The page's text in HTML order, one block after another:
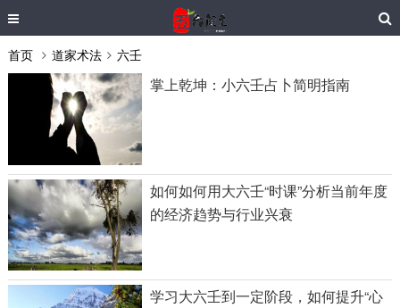
首页 道家术法 六壬
掌上乾坤：小六壬占卜简明指南
如何如何用大六壬“时课”分析当前年度
的经济趋势与行业兴衰
学习大六壬到一定阶段，如何提升“心